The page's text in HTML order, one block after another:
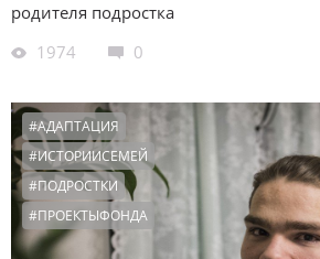
родителя подростка
1974
0
#АДАПТАЦИЯ
#ИСТОРИИСЕМЕЙ
#ПОДРОСТКИ
#ПРОЕКТЫФОНДА